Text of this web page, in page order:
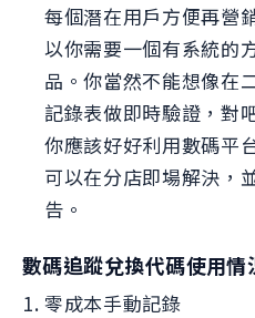
每個潛在用戶方便再
以你需要一個有系統的
品。你當然不能想像在
記錄表做即時驗證，對
你應該好好利用數碼平
可以在分店即場解決，
告。
數碼追蹤兌換代碼使用情
零成本手動記錄